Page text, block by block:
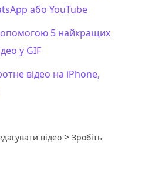
або YouTube
5 найкращих
у GIF
відео на iPhone,
відео > Зробіть